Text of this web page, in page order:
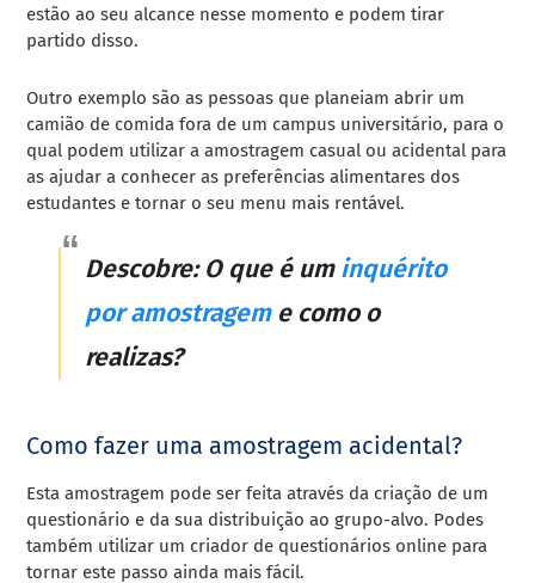
estão ao seu alcance nesse momento e podem tirar
partido disso.
Outro exemplo são as pessoas que planeiam abrir um
camião de comida fora de um campus universitário, para o
qual podem utilizar a amostragem casual ou acidental para
as ajudar a conhecer as preferências alimentares dos
estudantes e tornar o seu menu mais rentável.
Descobre: O que é uminquérito
por amostrageme como o
realizas?
Como fazer uma amostragem acidental?
Esta amostragem pode ser feita através da criação de um
questionário e da sua distribuição ao grupo-alvo. Podes
também utilizar um criador de questionários online para
tornar este passo ainda mais fácil.